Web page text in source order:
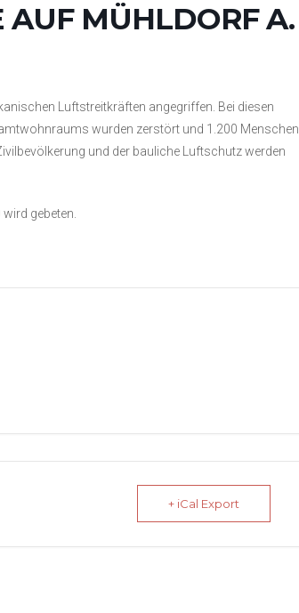
AUF MÜHLDORF A.
Luftstreitkräften angegriffen. Bei diesen
wurden zerstört und 1.200 Menschen
und der bauliche Luftschutz werden
gebeten.
+ iCal Export